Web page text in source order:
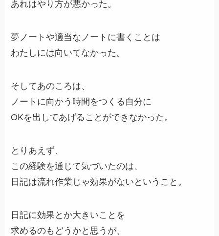
あれはやり方が悪かった。
夢ノートや適当なノートに書くことは
わたしには向いてなかった。
そしてあのころは、
ノートに向かう時間をつくる自分に
OKを出してあげることができなかった。
とりあえず、
この経験を通じて気づいたのは、
日記は流れ作業じゃ効果がないということ。
日記に効果とか大きいことを
求めるのもどうかと思うが、